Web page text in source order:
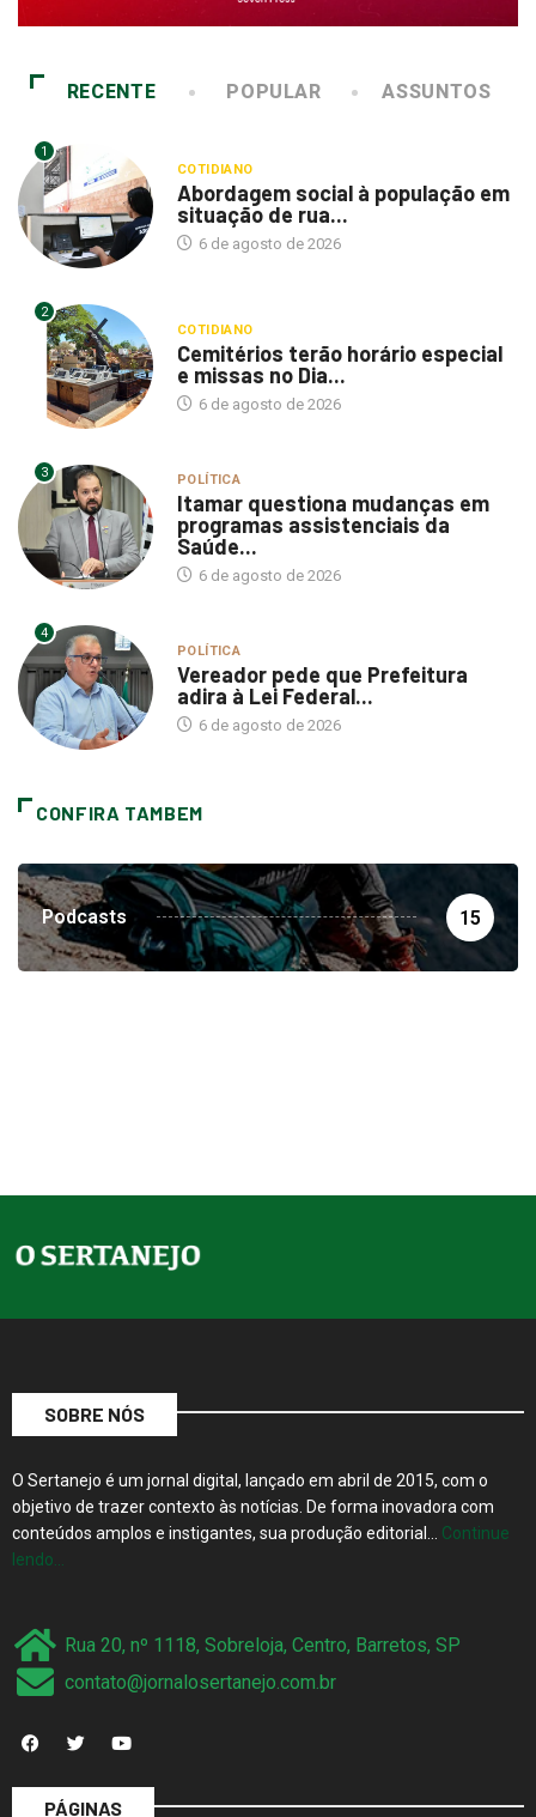
RECENTE POPULAR ASSUNTOS
1
COTIDIANO
Abordagem social à população em
situação de rua...
6 de agosto de 2026
2
COTIDIANO
Cemitérios terão horário especial
e missas no Dia...
6 de agosto de 2026
3 POLÍTICA
Itamar questiona mudanças em
programas assistenciais da
Saúde...
6 de agosto de 2026
4
POLÍTICA
Vereador pede que Prefeitura
adira à Lei Federal...
6 de agosto de 2026
CONFIRA TAMBEM
Podcasts 15
SOBRE NÓS
O Sertanejo é um jornal digital, lançado em abril de 2015, com o
objetivo de trazer contexto às notícias. De forma inovadora com
conteúdos amplos e instigantes, sua produção editorial… Continue
lendo…
Rua 20, nº 1118, Sobreloja, Centro, Barretos, SP
contato@jornalosertanejo.com.br
PÁGINAS